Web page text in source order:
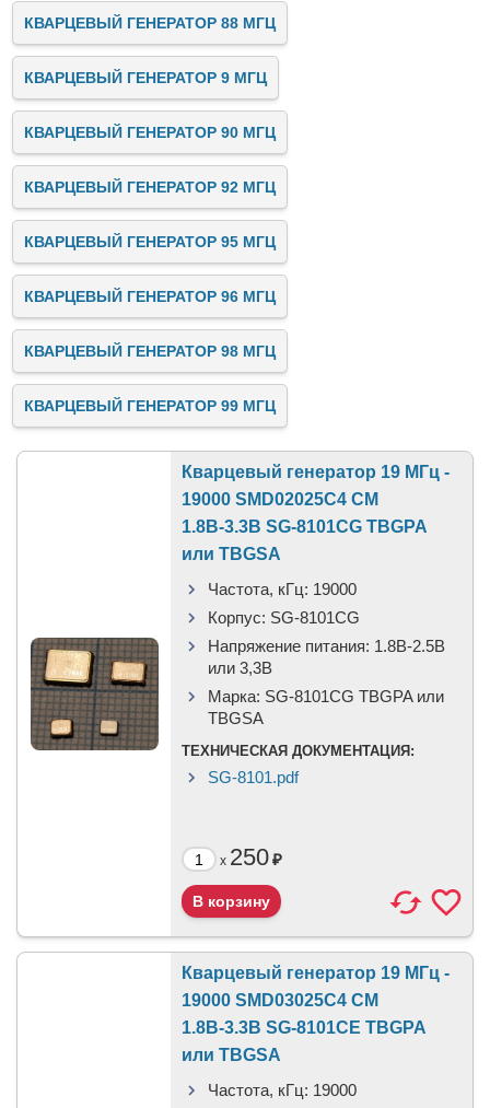
КВАРЦЕВЫЙ ГЕНЕРАТОР 88 МГЦ
КВАРЦЕВЫЙ ГЕНЕРАТОР 9 МГЦ
КВАРЦЕВЫЙ ГЕНЕРАТОР 90 МГЦ
КВАРЦЕВЫЙ ГЕНЕРАТОР 92 МГЦ
КВАРЦЕВЫЙ ГЕНЕРАТОР 95 МГЦ
КВАРЦЕВЫЙ ГЕНЕРАТОР 96 МГЦ
КВАРЦЕВЫЙ ГЕНЕРАТОР 98 МГЦ
КВАРЦЕВЫЙ ГЕНЕРАТОР 99 МГЦ
Кварцевый генератор 19 МГц -
19000 SMD02025C4 CM
1.8В-3.3В SG-8101CG TBGPA
или TBGSA
Частота, кГц: 19000
Корпус: SG-8101CG
Напряжение питания: 1.8В-2.5B
или 3,3B
Марка: SG-8101CG TBGPA или
TBGSA
ТЕХНИЧЕСКАЯ ДОКУМЕНТАЦИЯ:
SG-8101.pdf
x 250₽
Кварцевый генератор 19 МГц -
19000 SMD03025C4 CM
1.8В-3.3В SG-8101CE TBGPA
или TBGSA
Частота, кГц: 19000